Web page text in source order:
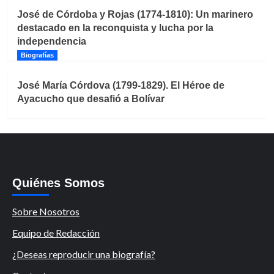
José de Córdoba y Rojas (1774-1810): Un marinero
destacado en la reconquista y lucha por la
independencia
Biografías
José María Córdova (1799-1829). El Héroe de
Ayacucho que desafió a Bolívar
Quiénes Somos
Sobre Nosotros
Equipo de Redacción
¿Deseas reproducir una biografía?